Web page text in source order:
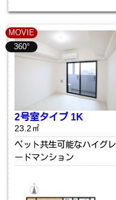
MOVIE
360°
2号室タイプ 1K
23.2㎡
ペット共生可能なハイグレ
ードマンション